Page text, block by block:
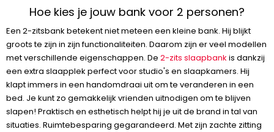
Hoe kies je jouw bank voor 2 personen?
Een 2-zitsbank betekent niet meteen een kleine bank. Hij blijkt
groots te zijn in zijn functionaliteiten. Daarom zijn er veel modellen
met verschillende eigenschappen. De 2-zits slaapbank is dankzij
een extra slaapplek perfect voor studio's en slaapkamers. Hij
klapt immers in een handomdraai uit om te veranderen in een
bed. Je kunt zo gemakkelijk vrienden uitnodigen om te blijven
slapen! Praktisch en esthetisch helpt hij je uit de brand in tal van
situaties. Ruimtebesparing gegarandeerd. Met zijn zachte zitting